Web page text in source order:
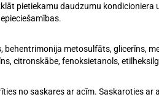
pietiekamu daudzumu
behentrimonija metosulfāts, glicerīns,
citronskābe, fenoksietanols,
no saskares ar acīm. Saskaroties